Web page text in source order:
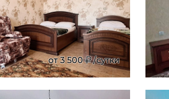
от 3 500 /сутки